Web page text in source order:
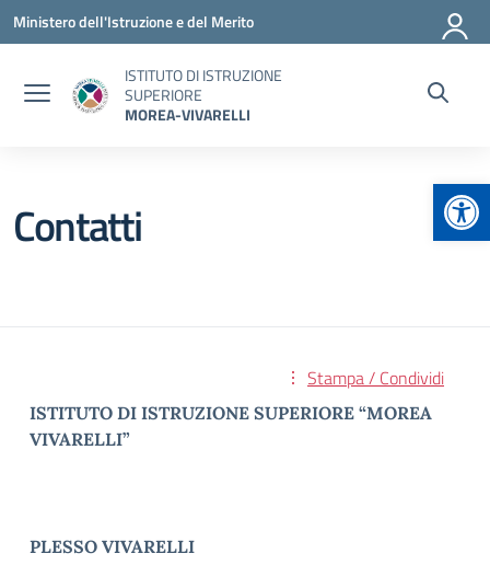
Vai ai contenuti
Vai al menu di navigazione
Vai al footer
Ministero dell'Istruzione e del Merito
ISTITUTO DI ISTRUZIONE
SUPERIORE
MOREA-VIVARELLI
Contatti
Stampa / Condividi
ISTITUTO DI ISTRUZIONE SUPERIORE “MOREA
VIVARELLI”
PLESSO VIVARELLI